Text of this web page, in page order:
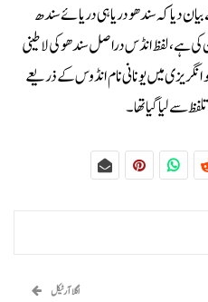
دیاکہ سندھو دریا ہی دریائے سندھ
ہے،لفظ انڈس دراصل سندھو کی لاطینی
میں یونانی نام انڈوس کے ذریعے
سے لیا گیا تھا۔
اگلا آرٹیکل